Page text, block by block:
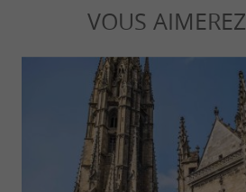
VOUS AIMEREZ